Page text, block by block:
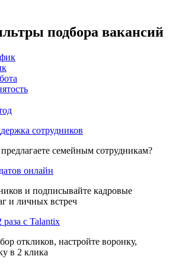
подбора вакансий
сотрудников
семейным сотрудникам?
онлайн
и подписывайте кадровые
и личных встреч
раза с Talantix
откликов, настройте воронку,
в 2 клика